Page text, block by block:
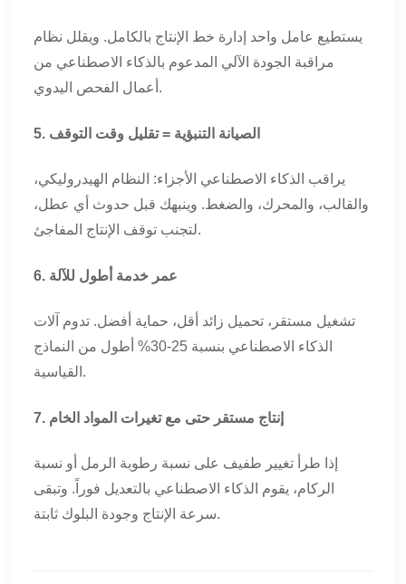
يستطيع عامل واحد إدارة خط الإنتاج بالكامل. ويقلل نظام
مراقبة الجودة الآلي المدعوم بالذكاء الاصطناعي من
أعمال الفحص اليدوي.
5. الصيانة التنبؤية = تقليل وقت التوقف
يراقب الذكاء الاصطناعي الأجزاء: النظام الهيدروليكي،
والقالب، والمحرك، والضغط. وينبهك قبل حدوث أي عطل،
لتجنب توقف الإنتاج المفاجئ.
6. عمر خدمة أطول للآلة
تشغيل مستقر، تحميل زائد أقل، حماية أفضل. تدوم آلات
الذكاء الاصطناعي بنسبة 25-30% أطول من النماذج
القياسية.
7. إنتاج مستقر حتى مع تغيرات المواد الخام
إذا طرأ تغيير طفيف على نسبة رطوبة الرمل أو نسبة
الركام، يقوم الذكاء الاصطناعي بالتعديل فوراً. وتبقى
سرعة الإنتاج وجودة البلوك ثابتة.